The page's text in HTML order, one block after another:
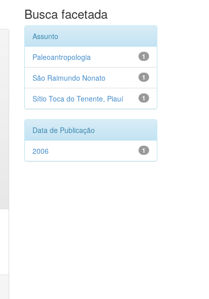
Busca facetada
Assunto
1
Paleoantropologia
1
São Raimundo Nonato
1
Sítio Toca do Tenente, Piauí
Data de Publicação
1
2006